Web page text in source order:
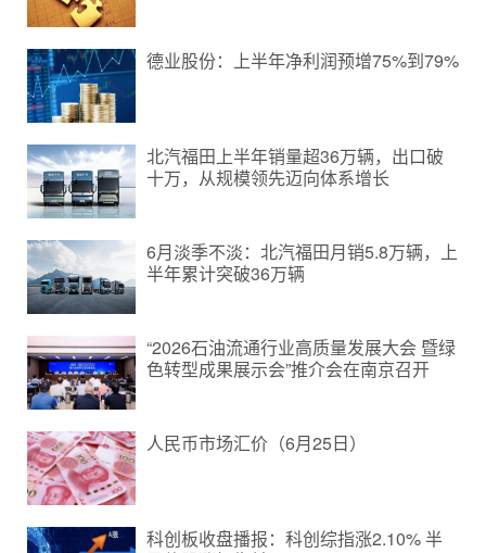
德业股份：上半年净利润预增75%到79%
北汽福田上半年销量超36万辆，出口破
十万，从规模领先迈向体系增长
6月淡季不淡：北汽福田月销5.8万辆，上
半年累计突破36万辆
“2026石油流通行业高质量发展大会 暨绿
色转型成果展示会”推介会在南京召开
人民币市场汇价（6月25日）
科创板收盘播报：科创综指涨2.10% 半